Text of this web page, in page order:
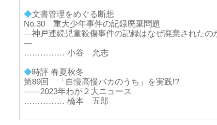
◆文書管理をめぐる断想
No.30 重大少年事件の記録廃棄問題
―神戸連続児童殺傷事件の記録はなぜ廃棄されたの
―
…………… 小谷 允志
◆時評 春夏秋冬
第89回 「自慢高慢バカのうち」を実践!?
――2023年わが２大ニュース
…………… 橋本 五郎